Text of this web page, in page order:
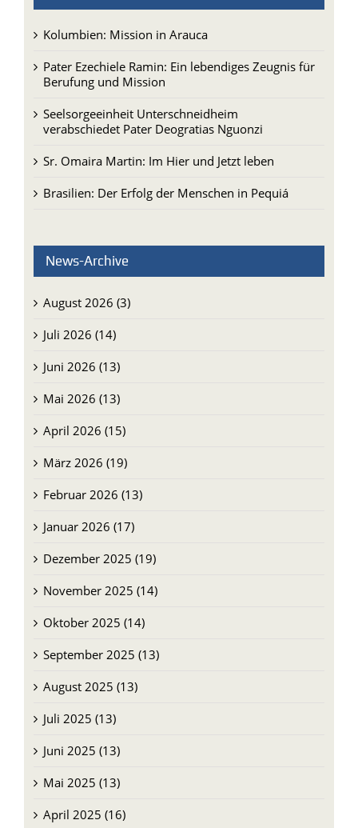
Kolumbien: Mission in Arauca
Pater Ezechiele Ramin: Ein lebendiges Zeugnis für
Berufung und Mission
Seelsorgeeinheit Unterschneidheim
verabschiedet Pater Deogratias Nguonzi
Sr. Omaira Martin: Im Hier und Jetzt leben
Brasilien: Der Erfolg der Menschen in Pequiá
News-Archive
August 2026 (3)
Juli 2026 (14)
Juni 2026 (13)
Mai 2026 (13)
April 2026 (15)
März 2026 (19)
Februar 2026 (13)
Januar 2026 (17)
Dezember 2025 (19)
November 2025 (14)
Oktober 2025 (14)
September 2025 (13)
August 2025 (13)
Juli 2025 (13)
Juni 2025 (13)
Mai 2025 (13)
April 2025 (16)